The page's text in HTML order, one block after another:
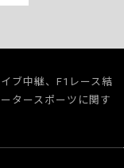
ブ中継、F1レース結
タースポーツに関す